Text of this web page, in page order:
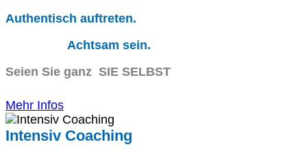
Authentisch auftreten.
Achtsam sein.
Seien Sie ganz SIE SELBST
Mehr Infos
Intensiv Coaching